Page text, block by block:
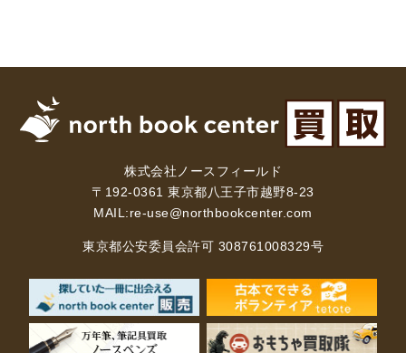
株式会社ノースフィールド
〒192-0361 東京都八王子市越野8-23
MAIL:re-use@northbookcenter.com
東京都公安委員会許可 308761008329号